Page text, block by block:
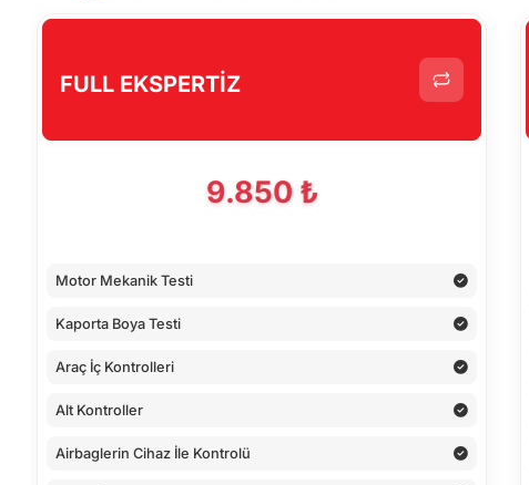
FULL EKSPERTİZ
9.850 ₺
Motor Mekanik Testi
Kaporta Boya Testi
Araç İç Kontrolleri
Alt Kontroller
Airbaglerin Cihaz İle Kontrolü